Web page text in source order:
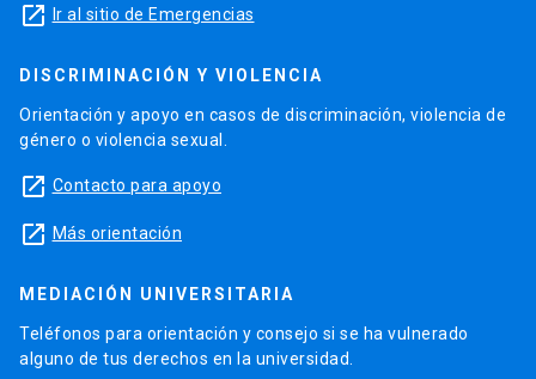
launch Ir al sitio de Emergencias
DISCRIMINACIÓN Y VIOLENCIA
Orientación y apoyo en casos de discriminación, violencia de
género o violencia sexual.
launch Contacto para apoyo
launch Más orientación
MEDIACIÓN UNIVERSITARIA
Teléfonos para orientación y consejo si se ha vulnerado
alguno de tus derechos en la universidad.